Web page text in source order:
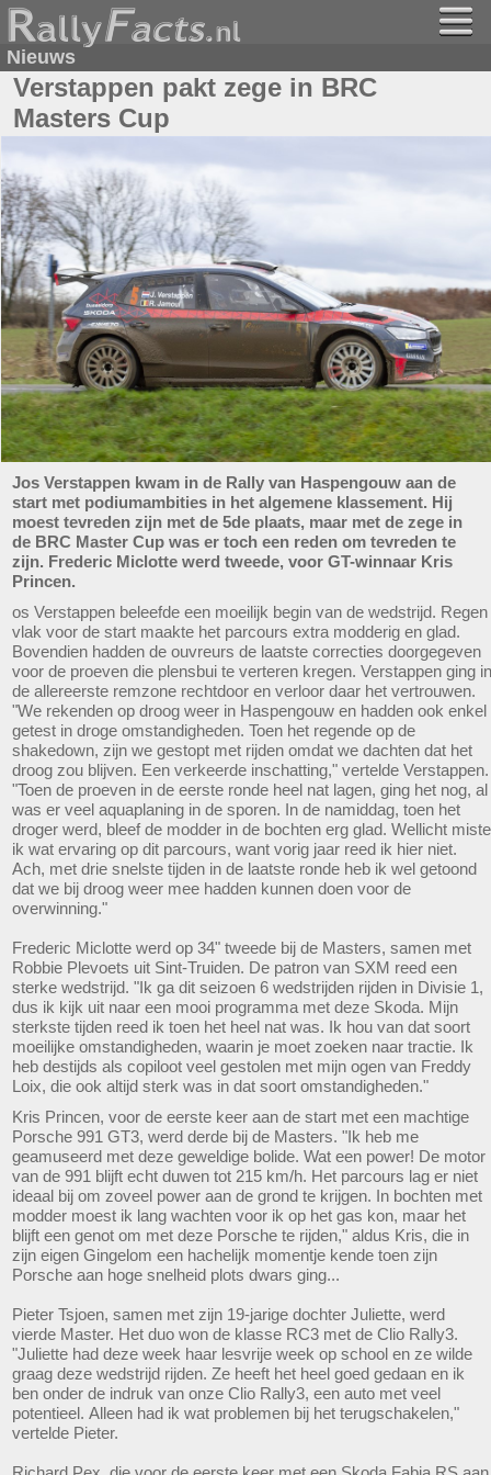
Nieuws
Verstappen pakt zege in BRC
Masters Cup
Jos Verstappen kwam in de Rally van Haspengouw aan de
start met podiumambities in het algemene klassement. Hij
moest tevreden zijn met de 5de plaats, maar met de zege in
de BRC Master Cup was er toch een reden om tevreden te
zijn. Frederic Miclotte werd tweede, voor GT-winnaar Kris
Princen.
os Verstappen beleefde een moeilijk begin van de wedstrijd. Regen
vlak voor de start maakte het parcours extra modderig en glad.
Bovendien hadden de ouvreurs de laatste correcties doorgegeven
voor de proeven die plensbui te verteren kregen. Verstappen ging in
de allereerste remzone rechtdoor en verloor daar het vertrouwen.
"We rekenden op droog weer in Haspengouw en hadden ook enkel
getest in droge omstandigheden. Toen het regende op de
shakedown, zijn we gestopt met rijden omdat we dachten dat het
droog zou blijven. Een verkeerde inschatting," vertelde Verstappen.
"Toen de proeven in de eerste ronde heel nat lagen, ging het nog, al
was er veel aquaplaning in de sporen. In de namiddag, toen het
droger werd, bleef de modder in de bochten erg glad. Wellicht miste
ik wat ervaring op dit parcours, want vorig jaar reed ik hier niet.
Ach, met drie snelste tijden in de laatste ronde heb ik wel getoond
dat we bij droog weer mee hadden kunnen doen voor de
overwinning."
Frederic Miclotte werd op 34" tweede bij de Masters, samen met
Robbie Plevoets uit Sint-Truiden. De patron van SXM reed een
sterke wedstrijd. "Ik ga dit seizoen 6 wedstrijden rijden in Divisie 1,
dus ik kijk uit naar een mooi programma met deze Skoda. Mijn
sterkste tijden reed ik toen het heel nat was. Ik hou van dat soort
moeilijke omstandigheden, waarin je moet zoeken naar tractie. Ik
heb destijds als copiloot veel gestolen met mijn ogen van Freddy
Loix, die ook altijd sterk was in dat soort omstandigheden."
Kris Princen, voor de eerste keer aan de start met een machtige
Porsche 991 GT3, werd derde bij de Masters. "Ik heb me
geamuseerd met deze geweldige bolide. Wat een power! De motor
van de 991 blijft echt duwen tot 215 km/h. Het parcours lag er niet
ideaal bij om zoveel power aan de grond te krijgen. In bochten met
modder moest ik lang wachten voor ik op het gas kon, maar het
blijft een genot om met deze Porsche te rijden," aldus Kris, die in
zijn eigen Gingelom een hachelijk momentje kende toen zijn
Porsche aan hoge snelheid plots dwars ging...
Pieter Tsjoen, samen met zijn 19-jarige dochter Juliette, werd
vierde Master. Het duo won de klasse RC3 met de Clio Rally3.
"Juliette had deze week haar lesvrije week op school en ze wilde
graag deze wedstrijd rijden. Ze heeft het heel goed gedaan en ik
ben onder de indruk van onze Clio Rally3, een auto met veel
potentieel. Alleen had ik wat problemen bij het terugschakelen,"
vertelde Pieter.